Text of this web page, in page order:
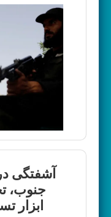
آشفتگی
جنوب،
ابزار